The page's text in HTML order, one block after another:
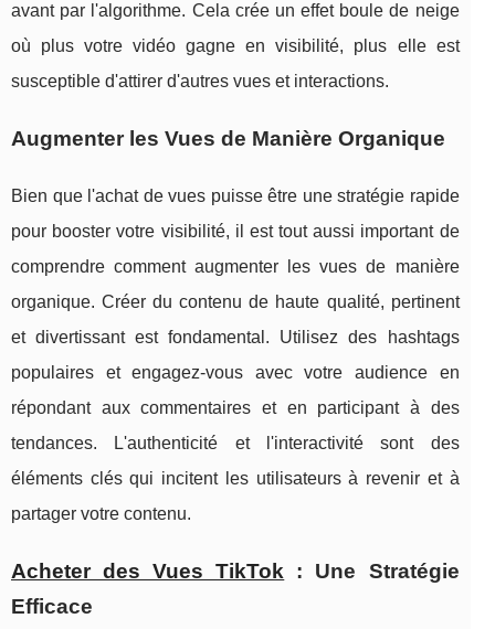
avant par l'algorithme. Cela crée un effet boule de neige
où plus votre vidéo gagne en visibilité, plus elle est
susceptible d'attirer d'autres vues et interactions.
Augmenter les Vues de Manière Organique
Bien que l'achat de vues puisse être une stratégie rapide
pour booster votre visibilité, il est tout aussi important de
comprendre comment augmenter les vues de manière
organique. Créer du contenu de haute qualité, pertinent
et divertissant est fondamental. Utilisez des hashtags
populaires et engagez-vous avec votre audience en
répondant aux commentaires et en participant à des
tendances. L'authenticité et l'interactivité sont des
éléments clés qui incitent les utilisateurs à revenir et à
partager votre contenu.
Acheter des Vues TikTok : Une Stratégie
Efficace